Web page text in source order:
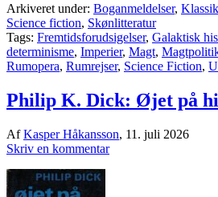
Arkiveret under: Boganmeldelser,
Science fiction, Skønlitteratur
Tags: Fremtidsforudsigelser, Galaktisk
determinisme, Imperier, Magt,
Rumopera, Rumrejser, Science Fiction,
Philip K. Dick: Øjet på
AfKasper Håkansson, 11. juli 2026
Skriv en kommentar